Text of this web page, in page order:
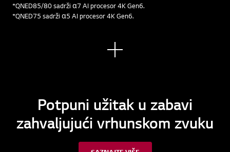
*QNED85/80 sadrži α7 AI procesor 4K Gen6.
*QNED75 sadrži α5 AI procesor 4K Gen6.
Pogl
edaj
Potpuni užitak u zabavi
zahvaljujući vrhunskom zvuku